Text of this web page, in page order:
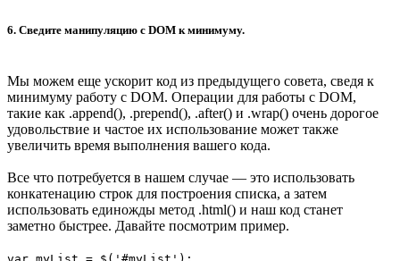
6. Сведите манипуляцию с DOM к минимуму.
Мы можем еще ускорит код из предыдущего совета, сведя к
минимуму работу с DOM. Операции для работы с DOM,
такие как .append(), .prepend(), .after() и .wrap() очень дорогое
удовольствие и частое их использование может также
увеличить время выполнения вашего кода.
Все что потребуется в нашем случае — это использовать
конкатенацию строк для построения списка, а затем
использовать единожды метод .html() и наш код станет
заметно быстрее. Давайте посмотрим пример.